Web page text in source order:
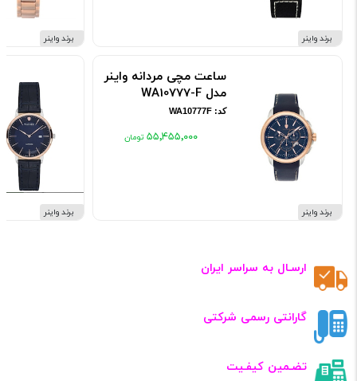
برند واینر
برند واینر
ساعت مچی مردانه واینر
مدل WA10777-F
کد: WA10777F
۵۵٬۴۵۵٬۰۰۰
برند واینر
برند واینر
ارسـال به سراسر ایران
گارانتی رسمی شرکتی
تضـمین کیفـیت